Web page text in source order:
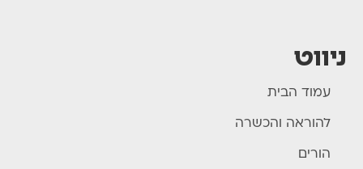
ניווט
עמוד הבית
להוראה והכשרה
הורים